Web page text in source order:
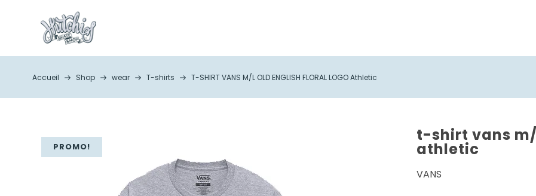
Accueil Shop wear T-shirts T-SHIRT VANS M/L OLD ENGLISH FLORAL LOGO Athletic
PROMO!
t-shirt vans
athletic
VANS